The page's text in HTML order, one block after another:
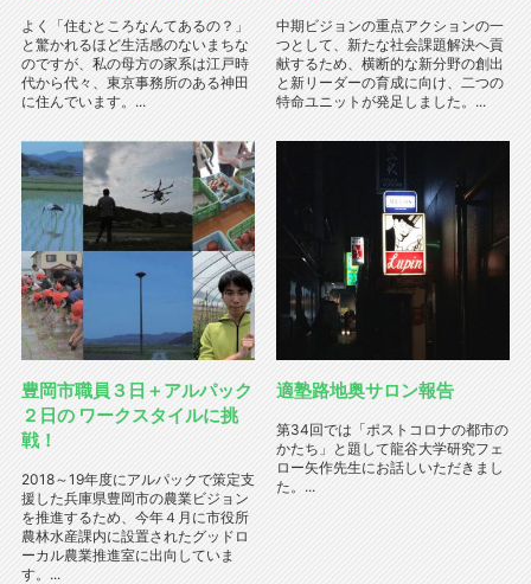
よく「住むところなんてあるの？」
と驚かれるほど生活感のないまちな
のですが、私の母方の家系は江戸時
代から代々、東京事務所のある神田
に住んでいます。...
中期ビジョンの重点アクションの一
つとして、新たな社会課題解決へ貢
献するため、横断的な新分野の創出
と新リーダーの育成に向け、二つの
特命ユニットが発足しました。...
豊岡市職員３日＋アルパック
２日の ワークスタイルに挑
戦！
2018～19年度にアルパックで策定支
援した兵庫県豊岡市の農業ビジョン
を推進するため、今年４月に市役所
農林水産課内に設置されたグッドロ
ーカル農業推進室に出向していま
す。...
適塾路地奥サロン報告
第34回では「ポストコロナの都市の
かたち」と題して龍谷大学研究フェ
ロー矢作先生にお話しいただきまし
た。...